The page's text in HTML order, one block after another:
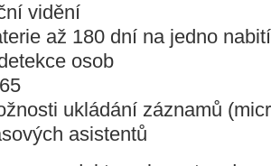
vidění
až 180 dní na jedno nabití
osob
ukládání záznamů
asistentů